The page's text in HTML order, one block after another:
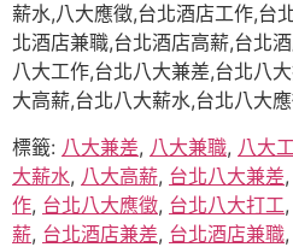
薪水,八大應徵,台北酒店工作,台
北酒店兼職,台北酒店高薪,台北
八大工作,台北八大兼差,台北八
大高薪,台北八大薪水,台北八大
標籤: 八大兼差, 八大兼職, 八大
大薪水, 八大高薪, 台北八大兼差,
作, 台北八大應徵, 台北八大打工,
薪, 台北酒店兼差, 台北酒店兼職,